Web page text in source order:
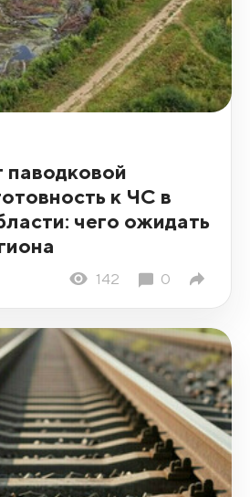
к ЧС в
чего ожидать
142 0